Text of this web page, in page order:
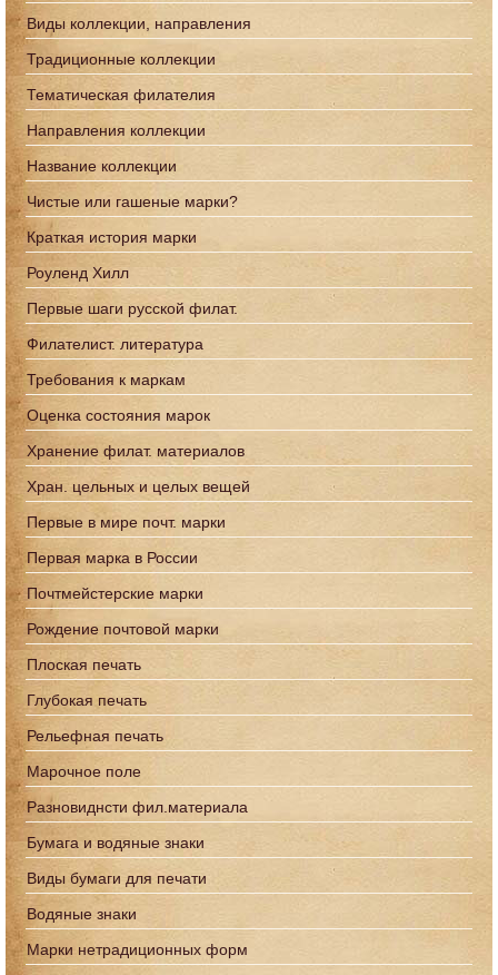
Виды коллекции, направления
Традиционные коллекции
Тематическая филателия
Направления коллекции
Название коллекции
Чистые или гашеные марки?
Краткая история марки
Роуленд Хилл
Первые шаги русской филат.
Филателист. литература
Требования к маркам
Оценка состояния марок
Хранение филат. материалов
Хран. цельных и целых вещей
Первые в мире почт. марки
Первая марка в России
Почтмейстерские марки
Рождение почтовой марки
Плоская печать
Глубокая печать
Рельефная печать
Марочное поле
Разновиднсти фил.материала
Бумага и водяные знаки
Виды бумаги для печати
Водяные знаки
Марки нетрадиционных форм